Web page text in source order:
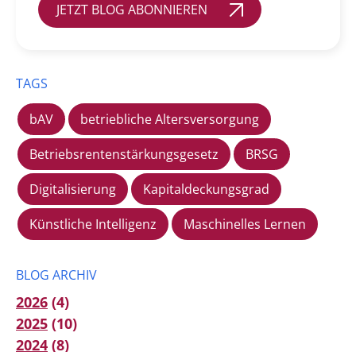
JETZT BLOG ABONNIEREN
TAGS
bAV
betriebliche Altersversorgung
Betriebsrentenstärkungsgesetz
BRSG
Digitalisierung
Kapitaldeckungsgrad
Künstliche Intelligenz
Maschinelles Lernen
BLOG ARCHIV
2026 (4)
2025 (10)
2024 (8)